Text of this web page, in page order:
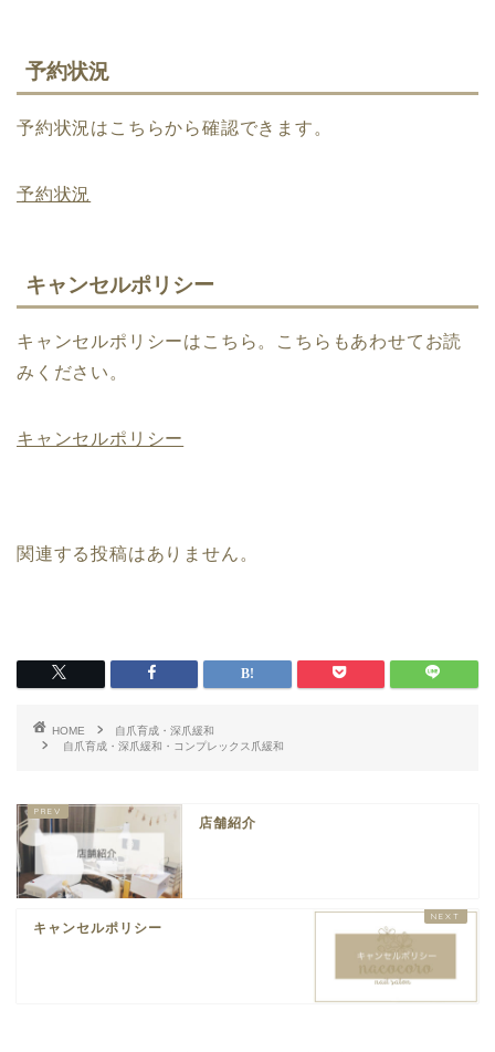
予約状況
予約状況はこちらから確認できます。
予約状況
キャンセルポリシー
キャンセルポリシーはこちら。こちらもあわせてお読
みください。
キャンセルポリシー
関連する投稿はありません。
HOME
自爪育成・深爪緩和
自爪育成・深爪緩和・コンプレックス爪緩和
店舗紹介
キャンセルポリシー